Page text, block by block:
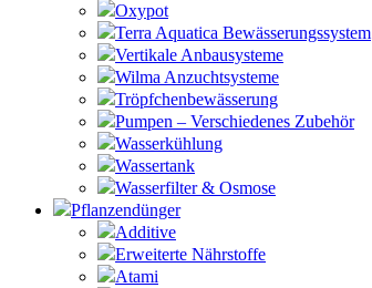
Oxypot
Terra Aquatica Bewässerungssystem
Vertikale Anbausysteme
Wilma Anzuchtsysteme
Tröpfchenbewässerung
Pumpen – Verschiedenes Zubehör
Wasserkühlung
Wassertank
Wasserfilter & Osmose
Pflanzendünger
Additive
Erweiterte Nährstoffe
Atami